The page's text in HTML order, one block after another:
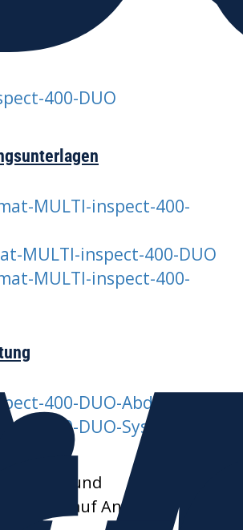
400-DUO
MULTI-inspect-400-
MULTI-inspect-400-DUO
MULTI-inspect-400-
400-DUO-Abdeckung
400-DUO-System
und
auf Anfrage